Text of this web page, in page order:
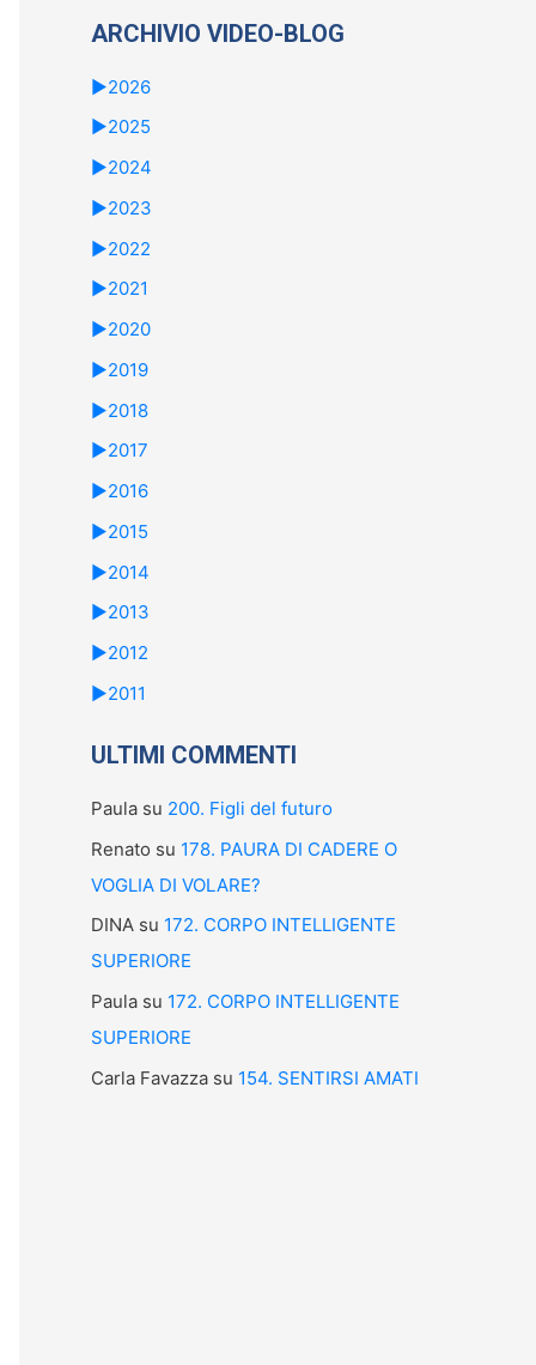
ARCHIVIO VIDEO-BLOG
►2026
►2025
►2024
►2023
►2022
►2021
►2020
►2019
►2018
►2017
►2016
►2015
►2014
►2013
►2012
►2011
ULTIMI COMMENTI
Paula su 200. Figli del futuro
Renato su 178. PAURA DI CADERE O
VOGLIA DI VOLARE?
DINA su 172. CORPO INTELLIGENTE
SUPERIORE
Paula su 172. CORPO INTELLIGENTE
SUPERIORE
Carla Favazza su 154. SENTIRSI AMATI